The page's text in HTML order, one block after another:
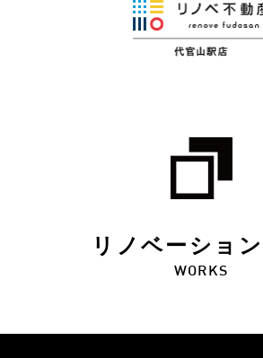
リノベーショ
WORKS